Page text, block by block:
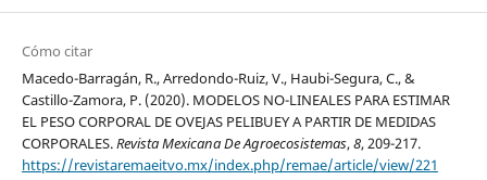
Cómo citar
Macedo-Barragán, R., Arredondo-Ruiz, V., Haubi-Segura, C., &
Castillo-Zamora, P. (2020). MODELOS NO-LINEALES PARA ESTIMAR
EL PESO CORPORAL DE OVEJAS PELIBUEY A PARTIR DE MEDIDAS
CORPORALES.Revista Mexicana De Agroecosistemas,8, 209-217.
https://revistaremaeitvo.mx/index.php/remae/article/view/221